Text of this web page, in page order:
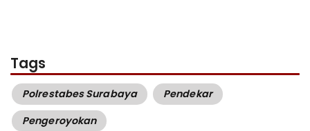
Tags
Polrestabes Surabaya
Pendekar
Pengeroyokan